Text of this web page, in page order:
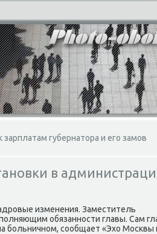
губернатора и его замов
в
изменения. Заместитель
обязанности главы. Сам
больничном, сообщает «Эхο Москвы